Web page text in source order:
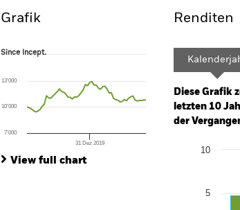
Grafik
Since Incept.
The chart has 1 X axis displaying Time. Range: 2012-10-
The chart has 1 Y axis displaying values. Range: -30 to 60.
Since Incept.
31 Dez 2019
7’000
10’000
13’000
View full chart
Renditen
Diese Grafik
letzten 10
der
Bar chart with
5
10